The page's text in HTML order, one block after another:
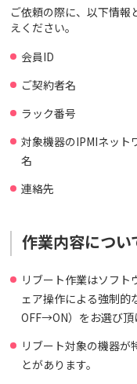
ご依頼の際に、以下情報
えください。
会員ID
ご契約者名
ラック番号
対象機器のIPMIネット
名
連絡先
作業内容につい
リブート作業はソフ
ェア操作による強制的
OFF→ON）をお選び頂
リブート対象の機器が
とがあります。